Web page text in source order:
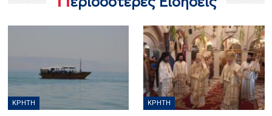
ΚΡΉΤΗ ΚΡΉΤΗ